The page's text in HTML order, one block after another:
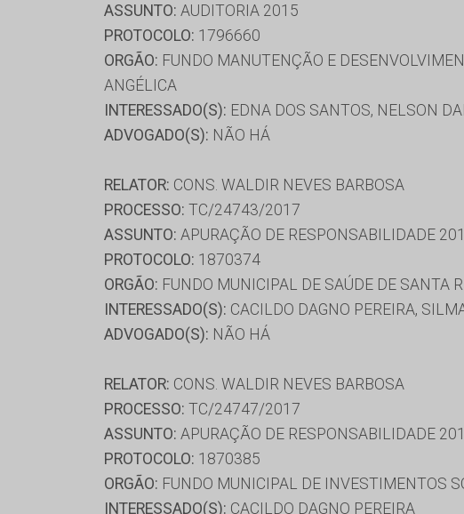
ASSUNTO: AUDITORIA 2015
PROTOCOLO: 1796660
ORGÃO: FUNDO MANUTENÇÃO E
ANGÉLICA
INTERESSADO(S): EDNA DOS SANTOS, NELSON
ADVOGADO(S): NÃO HÁ
RELATOR: CONS. WALDIR NEVES BARBOSA
PROCESSO: TC/24743/2017
ASSUNTO: APURAÇÃO DE RESPONSABILIDADE
PROTOCOLO: 1870374
ORGÃO: FUNDO MUNICIPAL DE SAÚDE DE SANTA
INTERESSADO(S): CACILDO DAGNO PEREIRA,
ADVOGADO(S): NÃO HÁ
RELATOR: CONS. WALDIR NEVES BARBOSA
PROCESSO: TC/24747/2017
ASSUNTO: APURAÇÃO DE RESPONSABILIDADE
PROTOCOLO: 1870385
ORGÃO: FUNDO MUNICIPAL DE INVESTIMENTOS
INTERESSADO(S): CACILDO DAGNO PEREIRA